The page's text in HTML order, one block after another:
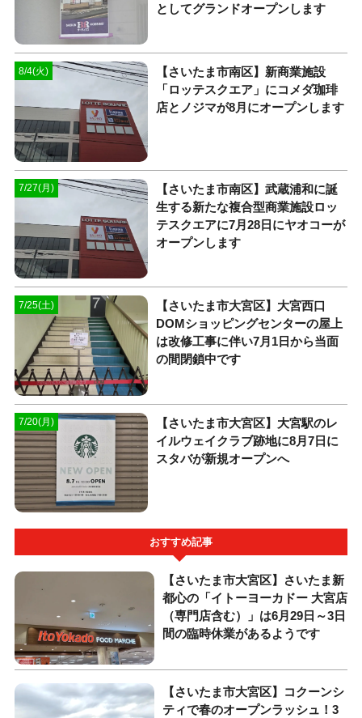
としてグランドオープンします
8/4(火)
【さいたま市南区】新商業施設
「ロッテスクエア」にコメダ珈琲
店とノジマが8月にオープンします
7/27(月)
【さいたま市南区】武蔵浦和に誕
生する新たな複合型商業施設ロッ
テスクエアに7月28日にヤオコーが
オープンします
7/25(土)
【さいたま市大宮区】大宮西口
DOMショッピングセンターの屋上
は改修工事に伴い7月1日から当面
の間閉鎖中です
7/20(月)
【さいたま市大宮区】大宮駅のレ
イルウェイクラブ跡地に8月7日に
スタバが新規オープンへ
おすすめ記事
【さいたま市大宮区】さいたま新
都心の「イトーヨーカドー 大宮店
（専門店含む）」は6月29日～3日
間の臨時休業があるようです
【さいたま市大宮区】コクーンシ
ティで春のオープンラッシュ！3